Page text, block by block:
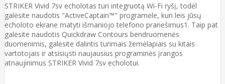
STRIKER Vivid 7sv echolotas turi integruotą Wi-Fi ryšį, todėl
galėsite naudotis "ActiveCaptain™" programėle, kuri leis jūsų
echoloto ekrane matyti išmaniojo telefono pranešimus1. Taip pat
galėsite naudotis Quickdraw Contours bendruomenės
duomenimis, galėsite dalintis turimais žemėlapiais su kitais
vartotojais ir atsisiųsti naujausius programinės įrangos
atnaujinimus STRIKER Vivid 7sv echolotui.